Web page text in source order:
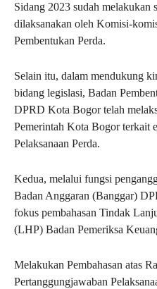
Sidang 2023 sudah melakukan
dilaksanakan oleh Komisi-
Pembentukan Perda.
Selain itu, dalam mendukung
bidang legislasi, Badan
DPRD Kota Bogor telah
Pemerintah Kota Bogor terkait
Pelaksanaan Perda.
Kedua, melalui fungsi
Badan Anggaran (Banggar)
fokus pembahasan Tindak
(LHP) Badan Pemeriksa
Melakukan Pembahasan atas
Pertanggungjawaban